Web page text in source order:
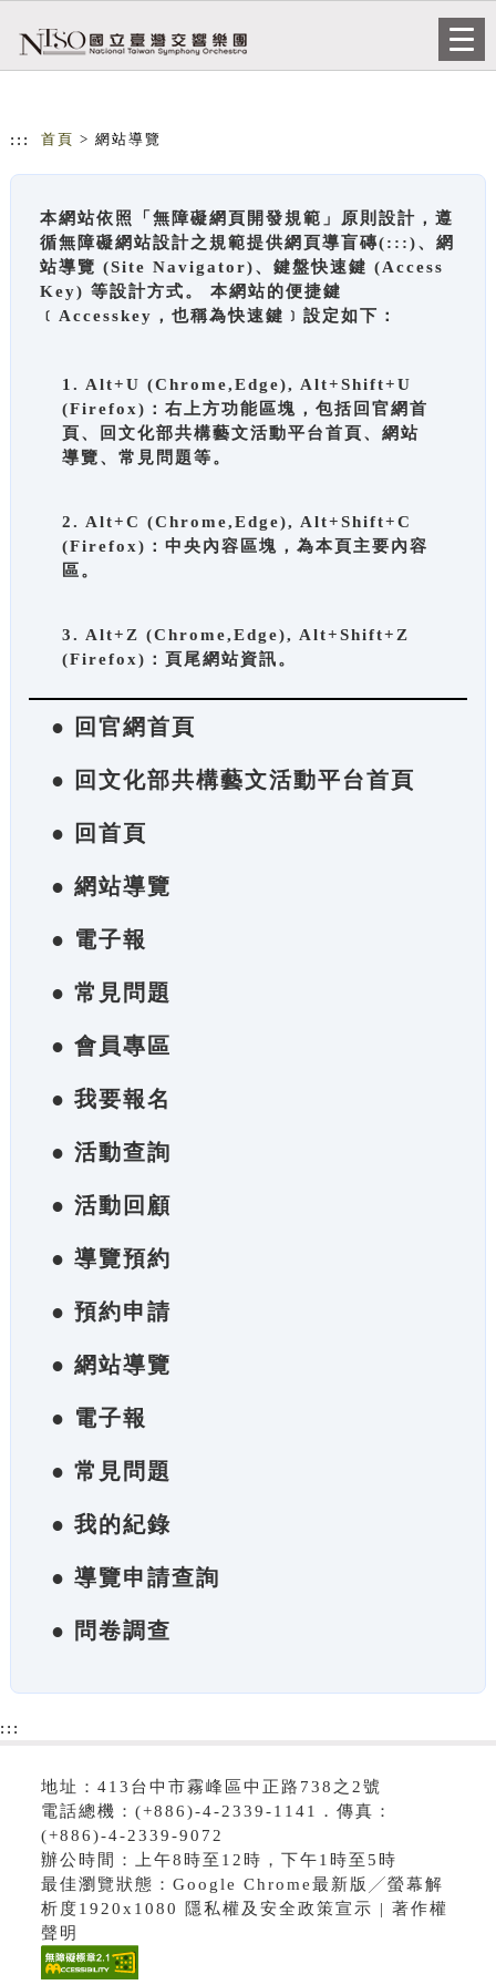
::: 首頁 > 網站導覽
本網站依照「無障礙網頁開發規範」原則設計，遵
循無障礙網站設計之規範提供網頁導盲磚(:::)、網
站導覽 (Site Navigator)、鍵盤快速鍵 (Access
Key) 等設計方式。 本網站的便捷鍵
﹝Accesskey，也稱為快速鍵﹞設定如下：
1. Alt+U (Chrome,Edge), Alt+Shift+U
(Firefox)：右上方功能區塊，包括回官網首
頁、回文化部共構藝文活動平台首頁、網站
導覽、常見問題等。
2. Alt+C (Chrome,Edge), Alt+Shift+C
(Firefox)：中央內容區塊，為本頁主要內容
區。
3. Alt+Z (Chrome,Edge), Alt+Shift+Z
(Firefox)：頁尾網站資訊。
● 回官網首頁
● 回文化部共構藝文活動平台首頁
● 回首頁
● 網站導覽
● 電子報
● 常見問題
● 會員專區
● 我要報名
● 活動查詢
● 活動回顧
● 導覽預約
● 預約申請
● 網站導覽
● 電子報
● 常見問題
● 我的紀錄
● 導覽申請查詢
● 問卷調查
:::
地址：413台中市霧峰區中正路738之2號
電話總機：(+886)-4-2339-1141．傳真：
(+886)-4-2339-9072
辦公時間：上午8時至12時，下午1時至5時
最佳瀏覽狀態：Google Chrome最新版╱螢幕解
析度1920x1080 隱私權及安全政策宣示 | 著作權
聲明